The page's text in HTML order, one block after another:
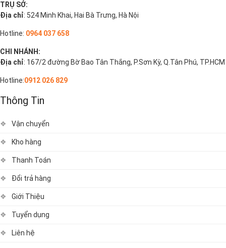
TRỤ SỞ:
Địa chỉ: 524 Minh Khai, Hai Bà Trưng, Hà Nội
Hotline: 0964 037 658
CHI NHÁNH:
Địa chỉ: 167/2 đường Bờ Bao Tân Thắng, P.Sơn Kỳ, Q.Tân Phú, TP.HCM
Hotline:0912 026 829
Thông Tin
Vận chuyển
Kho hàng
Thanh Toán
Đổi trả hàng
Giới Thiệu
Tuyển dụng
Liên hệ